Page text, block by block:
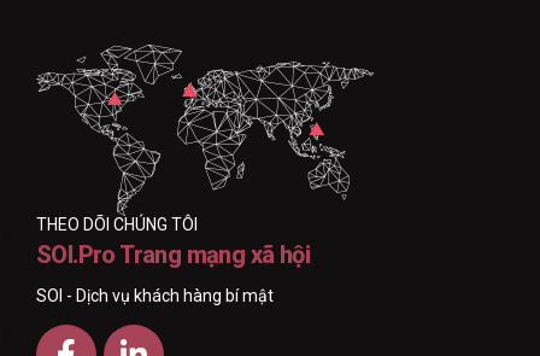
THEO DÕI CHÚNG TÔI
SOI.Pro Trang mạng xã hội
SOI - Dịch vụ khách hàng bí mật